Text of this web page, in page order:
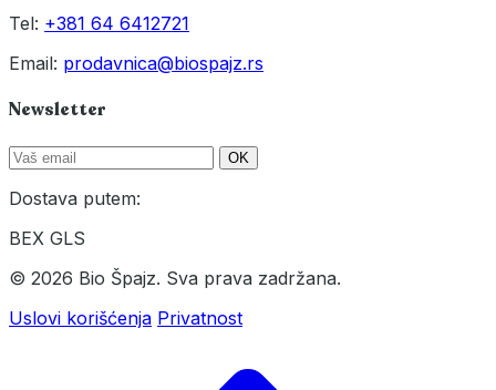
Tel: +381 64 6412721
Email: prodavnica@biospajz.rs
Newsletter
OK
Dostava putem:
BEX GLS
© 2026 Bio Špajz. Sva prava zadržana.
Uslovi korišćenja Privatnost